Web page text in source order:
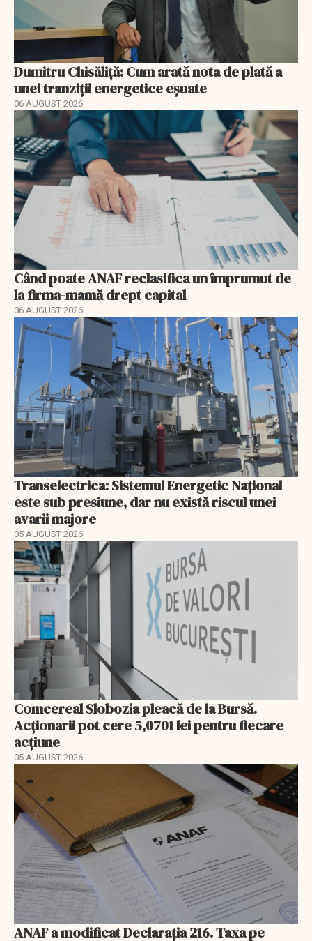
Dumitru Chisăliță: Cum arată nota de plată a
unei tranziții energetice eșuate
06 AUGUST 2026
Când poate ANAF reclasifica un împrumut de
la firma-mamă drept capital
06 AUGUST 2026
Transelectrica: Sistemul Energetic Național
este sub presiune, dar nu există riscul unei
avarii majore
05 AUGUST 2026
Comcereal Slobozia pleacă de la Bursă.
Acționarii pot cere 5,0701 lei pentru fiecare
acțiune
05 AUGUST 2026
ANAF a modificat Declarația 216. Taxa pe